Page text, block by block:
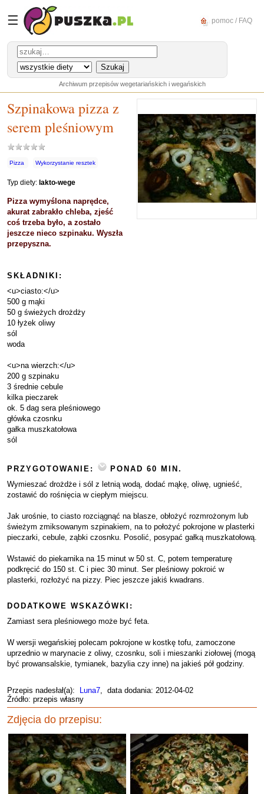
☰ pomoc / FAQ
Archiwum przepisów wegetariańskich i wegańskich
Szpinakowa pizza z
serem pleśniowym
Pizza Wykorzystanie resztek
Typ diety: lakto-wege
Pizza wymyślona naprędce,
akurat zabrakło chleba, zjeść
coś trzeba było, a zostało
jeszcze nieco szpinaku. Wyszła
przepyszna.
SKŁADNIKI:
<u>ciasto:</u>
500 g mąki
50 g świeżych drożdży
10 łyżek oliwy
sól
woda
<u>na wierzch:</u>
200 g szpinaku
3 średnie cebule
kilka pieczarek
ok. 5 dag sera pleśniowego
główka czosnku
gałka muszkatołowa
sól
PRZYGOTOWANIE:
PONAD 60 MIN.
Wymieszać drożdże i sól z letnią wodą, dodać mąkę, oliwę, ugnieść,
zostawić do rośnięcia w ciepłym miejscu.
Jak urośnie, to ciasto rozciągnąć na blasze, obłożyć rozmrożonym lub
świeżym zmiksowanym szpinakiem, na to położyć pokrojone w plasterki
pieczarki, cebule, ząbki czosnku. Posolić, posypać gałką muszkatołową.
Wstawić do piekarnika na 15 minut w 50 st. C, potem temperaturę
podkręcić do 150 st. C i piec 30 minut. Ser pleśniowy pokroić w
plasterki, rozłożyć na pizzy. Piec jeszcze jakiś kwadrans.
DODATKOWE WSKAZÓWKI:
Zamiast sera pleśniowego może być feta.
W wersji wegańskiej polecam pokrojone w kostkę tofu, zamoczone
uprzednio w marynacie z oliwy, czosnku, soli i mieszanki ziołowej (mogą
być prowansalskie, tymianek, bazylia czy inne) na jakieś pół godziny.
Przepis nadesłał(a): Luna7, data dodania: 2012-04-02
Źródło: przepis własny
Zdjęcia do przepisu: